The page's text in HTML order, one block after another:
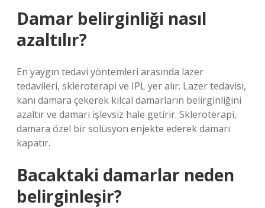
Damar belirginliği nasıl
azaltılır?
En yaygın tedavi yöntemleri arasında lazer
tedavileri, skleroterapi ve IPL yer alır. Lazer tedavisi,
kanı damara çekerek kılcal damarların belirginliğini
azaltır ve damarı işlevsiz hale getirir. Skleroterapi,
damara özel bir solüsyon enjekte ederek damarı
kapatır.
Bacaktaki damarlar neden
belirginleşir?